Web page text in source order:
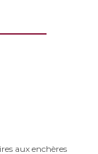
aux enchères